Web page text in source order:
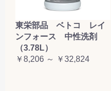
東栄部品 ベトコ レイ
ンフォース 中性洗剤
（3.78L）
￥8,206 ～ ￥32,824